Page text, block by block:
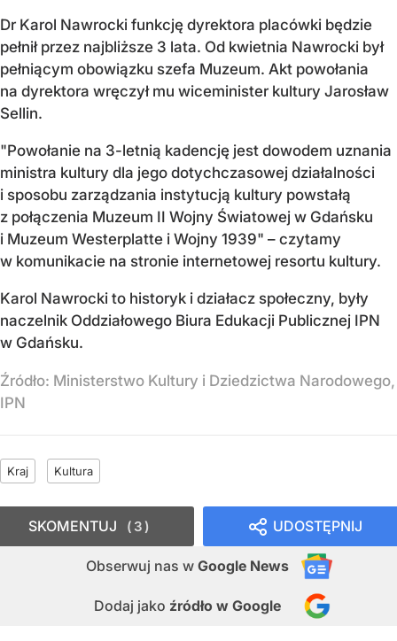
Dr Karol Nawrocki funkcję dyrektora placówki będzie
pełnił przez najbliższe 3 lata. Od kwietnia Nawrocki był
pełniącym obowiązku szefa Muzeum. Akt powołania
na dyrektora wręczył mu wiceminister kultury Jarosław
Sellin.
"Powołanie na 3-letnią kadencję jest dowodem uznania
ministra kultury dla jego dotychczasowej działalności
i sposobu zarządzania instytucją kultury powstałą
z połączenia Muzeum II Wojny Światowej w Gdańsku
i Muzeum Westerplatte i Wojny 1939" – czytamy
w komunikacie na stronie internetowej resortu kultury.
Karol Nawrocki to historyk i działacz społeczny, były
naczelnik Oddziałowego Biura Edukacji Publicznej IPN
w Gdańsku.
Źródło: Ministerstwo Kultury i Dziedzictwa Narodowego,
IPN
Kraj Kultura
UDOSTĘPNIJ
Obserwuj nas w Google News
Dodaj jako źródło w Google
SKOMENTUJ 3